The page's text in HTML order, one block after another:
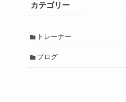
カテゴリー
トレーナー
ブログ